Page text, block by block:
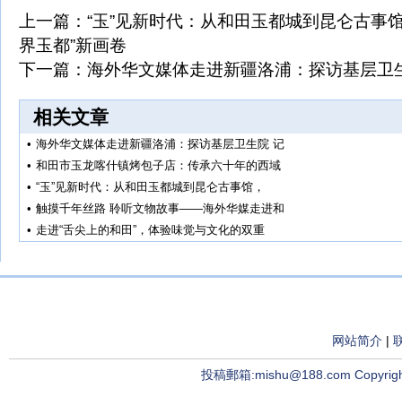
上一篇： “玉”见新时代：从和田玉都城到昆仑古事
界玉都”新画卷
下一篇： 海外华文媒体走进新疆洛浦：探访基层卫
相关文章
• 海外华文媒体走进新疆洛浦：探访基层卫生院 记
• 和田市玉龙喀什镇烤包子店：传承六十年的西域
• “玉”见新时代：从和田玉都城到昆仑古事馆，
• 触摸千年丝路 聆听文物故事——海外华媒走进和
• 走进“舌尖上的和田”，体验味觉与文化的双重
网站简介 |
投稿郵箱:mishu@188.com